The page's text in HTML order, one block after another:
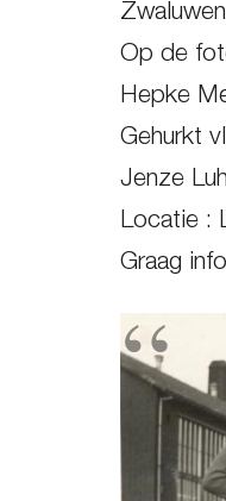
Op de
Hepke
Gehurkt
Jenze
Locatie :
Graag